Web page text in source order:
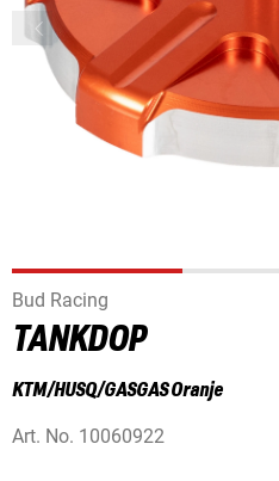
Bud Racing
TANKDOP
KTM/HUSQ/GASGAS Oranje
Art. No. 10060922